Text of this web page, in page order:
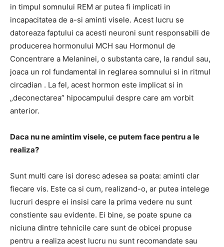
in timpul somnului REM ar putea fi implicati in
incapacitatea de a-si aminti visele. Acest lucru se
datoreaza faptului ca acesti neuroni sunt responsabili de
producerea hormonului MCH sau Hormonul de
Concentrare a Melaninei, o substanta care, la randul sau,
joaca un rol fundamental in reglarea somnului si in ritmul
circadian . La fel, acest hormon este implicat si in
„deconectarea” hipocampului despre care am vorbit
anterior.
Daca nu ne amintim visele, ce putem face pentru a le
realiza?
Sunt multi care isi doresc adesea sa poata: aminti clar
fiecare vis. Este ca si cum, realizand-o, ar putea intelege
lucruri despre ei insisi care la prima vedere nu sunt
constiente sau evidente. Ei bine, se poate spune ca
niciuna dintre tehnicile care sunt de obicei propuse
pentru a realiza acest lucru nu sunt recomandate sau